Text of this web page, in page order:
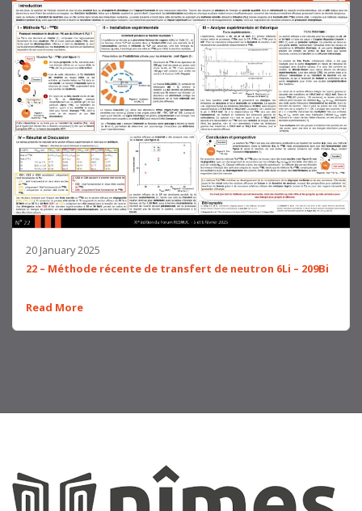
20 January 2025
22 – Méthode récente de transfert de neutron 6Li – 209Bi
Read More